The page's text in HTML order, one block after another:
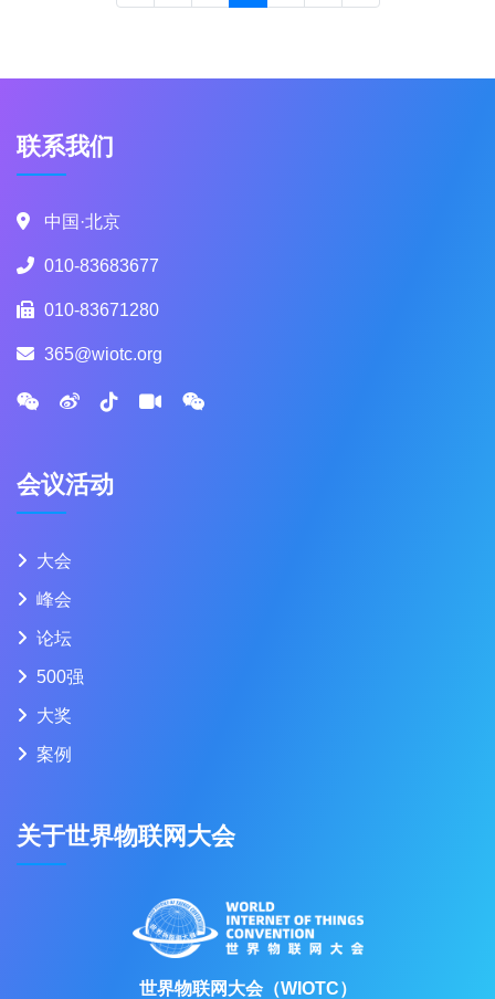
联系我们
中国·北京
010-83683677
010-83671280
365@wiotc.org
会议活动
大会
峰会
论坛
500强
大奖
案例
关于世界物联网大会
世界物联网大会（WIOTC）